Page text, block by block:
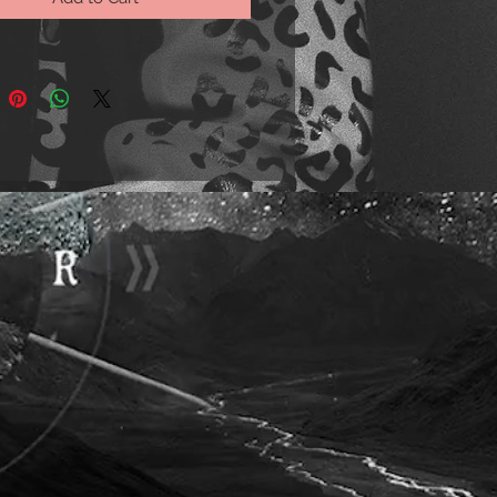
Destacan las múltiples
en los bolsillos y a lo largo
agregando un toque
y funcional al diseño.
Los paneles de cuero
un efecto visual
y acentúan la forma de las
La cintura es alta, lo que
estilizar la figura.
pantalones combinan un
y moderno con elementos
del cuero, como las costuras
y el ajuste ceñido. Son perfectos
buscan un look audaz y
son unos pantalones de